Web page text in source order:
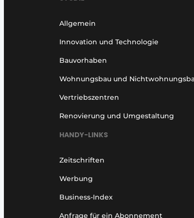
Allgemein
Innovation und Technologie
Bauvorhaben
Wohnungsbau und
Vertriebszentren
Renovierung und Umgestaltung
HANDY-LINKS
Zeitschriften
Werbung
Business-Index
Anfrage für ein Abonnement